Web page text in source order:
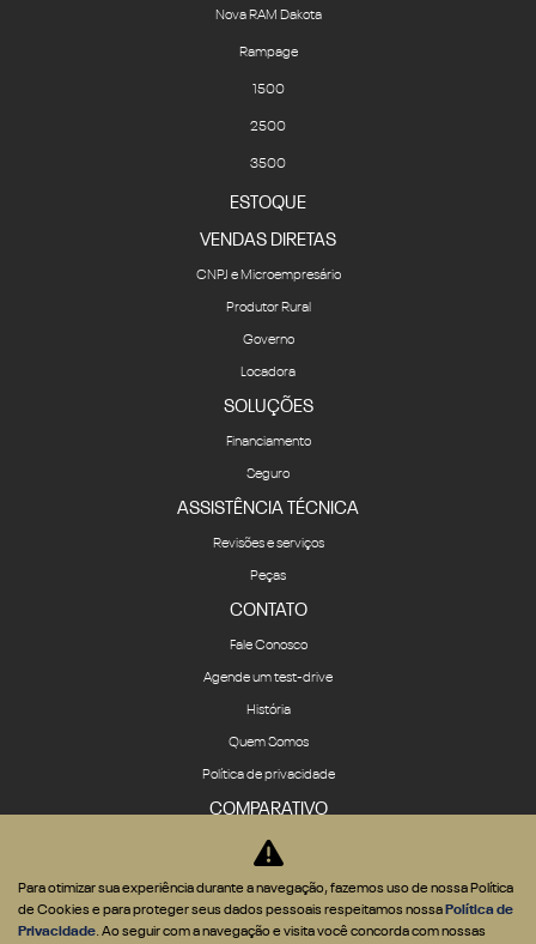
Nova RAM Dakota
Rampage
1500
2500
3500
ESTOQUE
VENDAS DIRETAS
CNPJ e Microempresário
Produtor Rural
Governo
Locadora
SOLUÇÕES
Financiamento
Seguro
ASSISTÊNCIA TÉCNICA
Revisões e serviços
Peças
CONTATO
Fale Conosco
Agende um test-drive
História
Quem Somos
Política de privacidade
COMPARATIVO
Desenvolvido pela DEALERSPACE ® Direitos Reservados.
Para otimizar sua experiência durante a navegação, fazemos uso de nossa Política
de Cookies e para proteger seus dados pessoais respeitamos nossa Política de
Privacidade. Ao seguir com a navegação e visita você concorda com nossas